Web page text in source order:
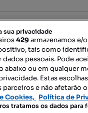
sua privacidade
429armazenamos e/
tais como
pessoais. Pode
abaixo ou em qualquer
Estas
parceiros e não afetarão
Cookies, Política de
tratamos os dados para